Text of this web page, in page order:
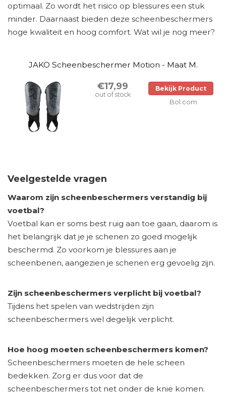
optimaal. Zo wordt het risico op blessures een stuk
minder. Daarnaast bieden deze scheenbeschermers
hoge kwaliteit en hoog comfort. Wat wil je nog meer?
JAKO Scheenbeschermer Motion - Maat M.
€17,99
out of stock
Bekijk Product
Bol.com
Veelgestelde vragen
Waarom zijn scheenbeschermers verstandig bij
voetbal?
Voetbal kan er soms best ruig aan toe gaan, daarom is
het belangrijk dat je je schenen zo goed mogelijk
beschermd. Zo voorkom je blessures aan je
scheenbenen, aangezien je schenen erg gevoelig zijn.
Zijn scheenbeschermers verplicht bij voetbal?
Tijdens het spelen van wedstrijden zijn
scheenbeschermers wel degelijk verplicht.
Hoe hoog moeten scheenbeschermers komen?
Scheenbeschermers moeten de hele scheen
bedekken. Zorg er dus voor dat de
scheenbeschermers tot net onder de knie komen.